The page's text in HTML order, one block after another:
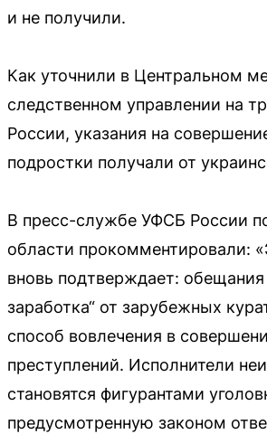
и не получили.
Как уточнили в Центральном
следственном управлении на
России, указания на
подростки получали от
В пресс-службе УФСБ России
области прокомментировали:
вновь подтверждает: обещания
заработка“ от зарубежных
способ вовлечения в
преступлений. Исполнители
становятся фигурантами
предусмотренную законом